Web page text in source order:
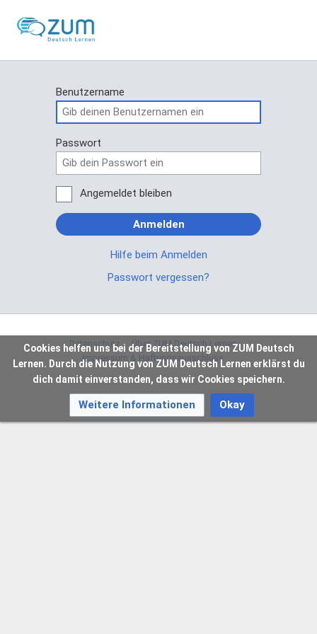
Benutzername
Passwort
Angemeldet bleiben
Anmelden
Hilfe beim Anmelden
Passwort vergessen?
Datenschutz
Über ZUM Deutsch Lernen
Impressum & Haftungsausschluss
Cookies helfen uns bei der Bereitstellung von ZUM Deutsch
Lernen. Durch die Nutzung von ZUM Deutsch Lernen erklärst du
dich damit einverstanden, dass wir Cookies speichern.
Weitere Informationen Okay